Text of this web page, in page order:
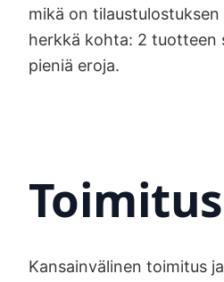
mikä on
herkkä kohta: 2 tuotteen
pieniä eroja.
Toimitus
Kansainvälinen toimitus